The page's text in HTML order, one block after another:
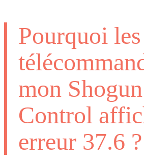
Pourquoi les
mon
Control
erreur 37.6 ?